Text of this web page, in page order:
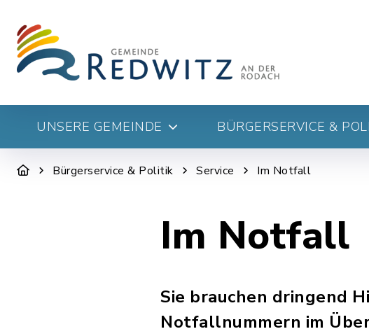
UNSERE GEMEINDE BÜRGERSERVICE &
Bürgerservice & Politik Service Im Notfall
Im Notfall
Sie brauchen dringend
Notfallnummern im